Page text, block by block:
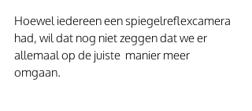
Hoewel iedereen een spiegelreflexcamera
had, wil dat nog niet zeggen dat we er
allemaal op de juiste  manier meer
omgaan.